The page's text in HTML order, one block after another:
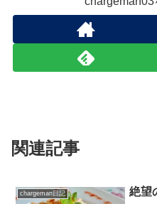
関連記事
chargeman日記 絶望